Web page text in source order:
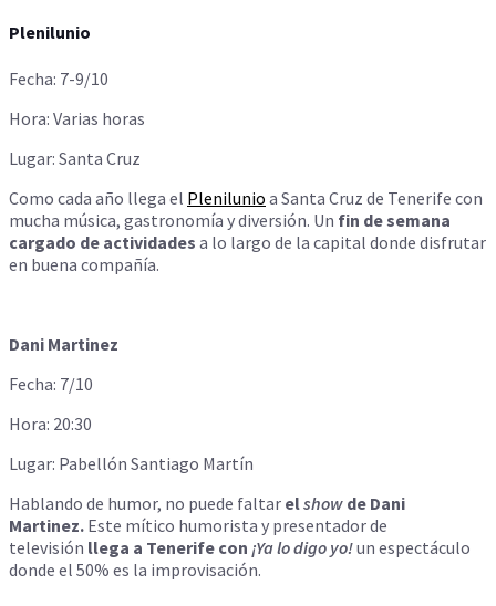
Plenilunio
Fecha: 7-9/10
Hora: Varias horas
Lugar: Santa Cruz
Como cada año llega el Plenilunio a Santa Cruz de Tenerife con
mucha música, gastronomía y diversión. Un fin de semana
cargado de actividades a lo largo de la capital donde disfrutar
en buena compañía.
Dani Martinez
Fecha: 7/10
Hora: 20:30
Lugar: Pabellón Santiago Martín
Hablando de humor, no puede faltar elshow de Dani
Martinez. Este mítico humorista y presentador de
televisión llega a Tenerife con ¡Ya lo digo yo!un espectáculo
donde el 50% es la improvisación.